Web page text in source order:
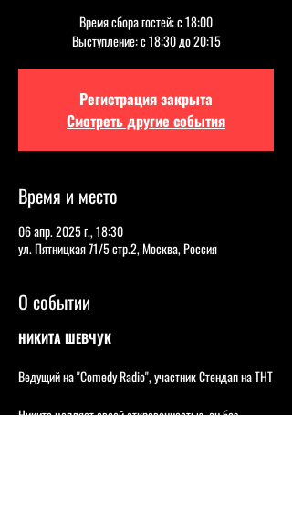
Время сбора гостей: с 18:00
Выступление: с 18:30 до 20:15
Регистрация закрыта
Смотреть другие события
Время и место
06 апр. 2025 г., 18:30
ул. Пятницкая 71/5 стр.2, Москва, Россия
О событии
НИКИТА ШЕВЧУК
Ведущий на "Comedy Radio", участник Стендап на ТНТ
Никита цепляет своей откровенностью, он без